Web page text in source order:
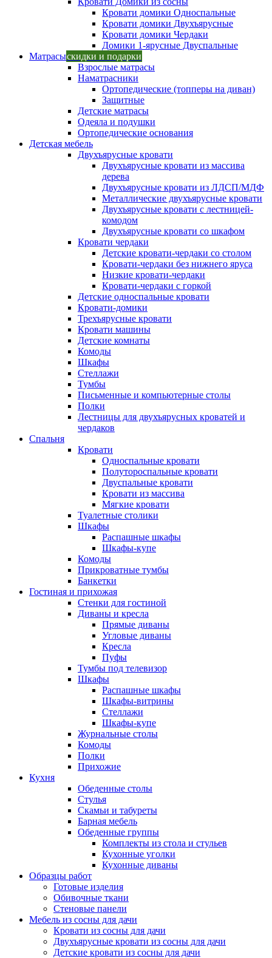
Кровати домики Односпальные
Кровати домики Двухъярусные
Кровати домики Чердаки
Домики 1-ярусные Двуспальные
Матрасыскидки и подарки
Взрослые матрасы
Наматрасники
Ортопедические (топперы на диван)
Защитные
Детские матрасы
Одеяла и подушки
Ортопедические основания
Детская мебель
Двухъярусные кровати
Двухъярусные кровати из массива
дерева
Двухъярусные кровати из ЛДСП/МДФ
Металлические двухъярусные кровати
Двухъярусные кровати с лестницей-
комодом
Двухъярусные кровати со шкафом
Кровати чердаки
Детские кровати-чердаки со столом
Кровати-чердаки без нижнего яруса
Низкие кровати-чердаки
Кровати-чердаки с горкой
Детские односпальные кровати
Кровати-домики
Трехъярусные кровати
Кровати машины
Детские комнаты
Комоды
Шкафы
Стеллажи
Тумбы
Письменные и компьютерные столы
Полки
Лестницы для двухъярусных кроватей и
чердаков
Спальня
Кровати
Односпальные кровати
Полутороспальные кровати
Двуспальные кровати
Кровати из массива
Мягкие кровати
Туалетные столики
Шкафы
Распашные шкафы
Шкафы-купе
Комоды
Прикроватные тумбы
Банкетки
Гостиная и прихожая
Стенки для гостиной
Диваны и кресла
Прямые диваны
Угловые диваны
Кресла
Пуфы
Тумбы под телевизор
Шкафы
Распашные шкафы
Шкафы-витрины
Стеллажи
Шкафы-купе
Журнальные столы
Комоды
Полки
Прихожие
Кухня
Обеденные столы
Стулья
Скамьи и табуреты
Барная мебель
Обеденные группы
Комплекты из стола и стульев
Кухонные уголки
Кухонные диваны
Образцы работ
Готовые изделия
Обивочные ткани
Стеновые панели
Мебель из сосны для дачи
Кровати из сосны для дачи
Двухъярусные кровати из сосны для дачи
Детские кровати из сосны для дачи